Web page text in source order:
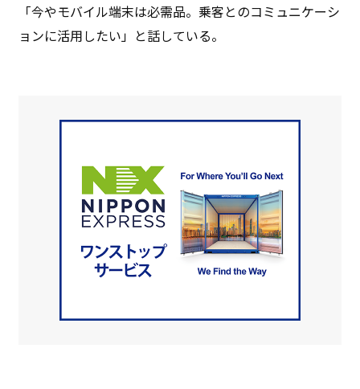
「今やモバイル端末は必需品。乗客とのコミュニケーシ
ョンに活用したい」と話している。